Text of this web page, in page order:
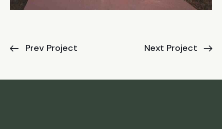
Prev Project Next Project